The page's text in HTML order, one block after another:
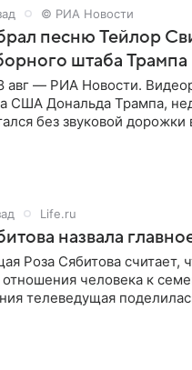
© РИА Новости
песню Тейлор
штаба Трампа
— РИА Новости.
США Дональда Трампа,
без звуковой дорожки
Life.ru
назвала
Роза Сябитова считает,
отношения человека к
телеведущая